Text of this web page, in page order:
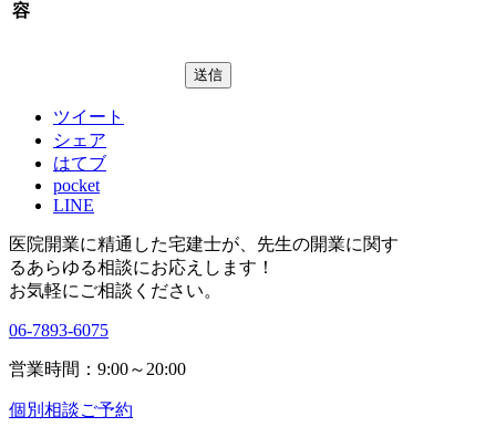
容
ツイート
シェア
はてブ
pocket
LINE
医院開業に精通した宅建士が、 先生の開業に関す
るあらゆる相談にお応えします！
お気軽にご相談ください。
06-7893-6075
営業時間：9:00～20:00
個別相談ご予約